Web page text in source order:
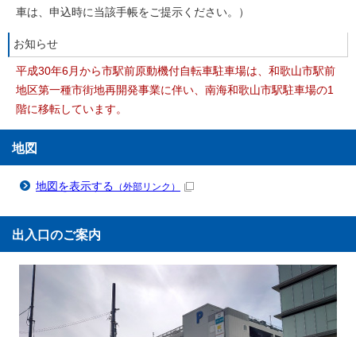
車は、申込時に当該手帳をご提示ください。）
お知らせ
平成30年6月から市駅前原動機付自転車駐車場は、和歌山市駅前
地区第一種市街地再開発事業に伴い、南海和歌山市駅駐車場の1
階に移転しています。
地図
地図を表示する （外部リンク）
出入口のご案内